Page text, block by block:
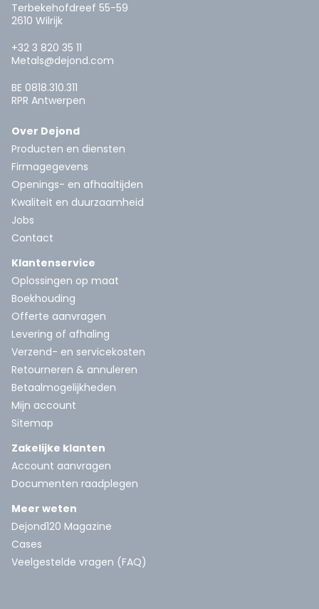
Terbekehofdreef 55-59
2610 Wilrijk
+32 3 820 35 11
Metals@dejond.com
BE 0818.310.311
RPR Antwerpen
Over Dejond
Producten en diensten
Firmagegevens
Openings- en afhaaltijden
Kwaliteit en duurzaamheid
Jobs
Contact
Klantenservice
Oplossingen op maat
Boekhouding
Offerte aanvragen
Levering of afhaling
Verzend- en servicekosten
Retourneren & annuleren
Betaalmogelijkheden
Mijn account
Sitemap
Zakelijke klanten
Account aanvragen
Documenten raadplegen
Meer weten
Dejond120 Magazine
Cases
Veelgestelde vragen (FAQ)